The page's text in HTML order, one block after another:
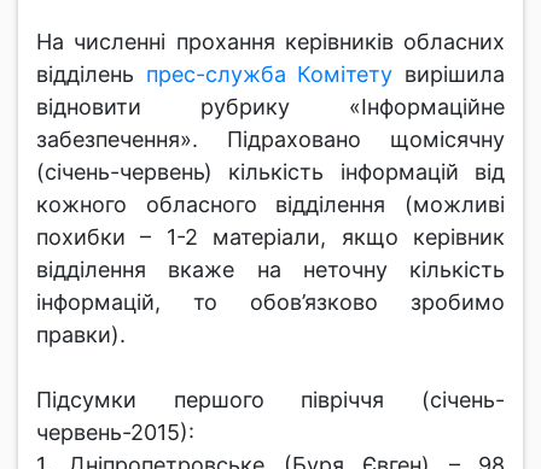
На численні прохання керівників обласних
відділень прес-служба Комітету вирішила
відновити рубрику «Інформаційне
забезпечення». Підраховано щомісячну
(січень-червень) кількість інформацій від
кожного обласного відділення (можливі
похибки – 1-2 матеріали, якщо керівник
відділення вкаже на неточну кількість
інформацій, то обов’язково зробимо
правки).
Підсумки першого півріччя (січень-
червень-2015):